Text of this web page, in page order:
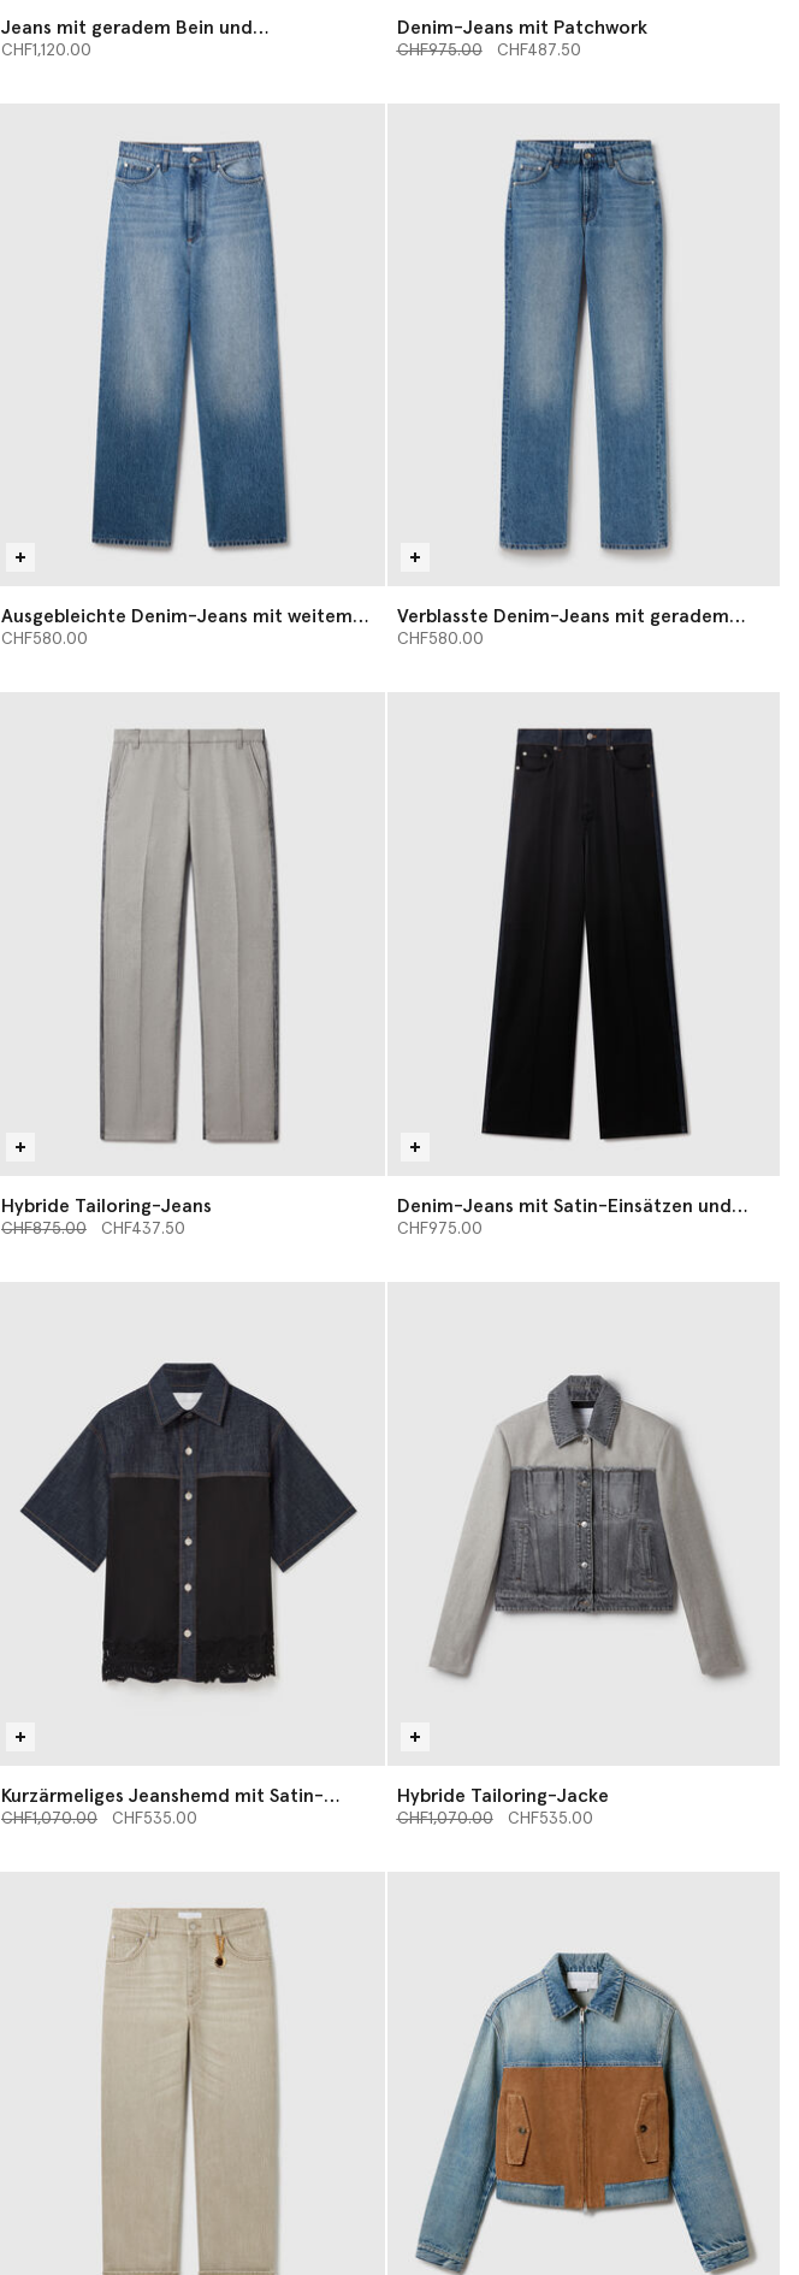
Jeans mit geradem Bein und
Kettenquaste
CHF1,120.00
Denim-Jeans mit Patchwork
Preis reduziert von
CHF975.00bisCHF487.50
Ausgebleichte Denim-Jeans mit weitem
Bein und hohem Schritt
CHF580.00
Verblasste Denim-Jeans mit geradem
Bein und mittelhohem Schnitt
CHF580.00
Hybride Tailoring-Jeans
Preis reduziert von
CHF875.00bisCHF437.50
Denim-Jeans mit Satin-Einsätzen und
weitem Bein
CHF975.00
Kurzärmeliges Jeanshemd mit Satin-
Einsätzen
Preis reduziert von
CHF1,070.00bisCHF535.00
Hybride Tailoring-Jacke
Preis reduziert von
CHF1,070.00bisCHF535.00